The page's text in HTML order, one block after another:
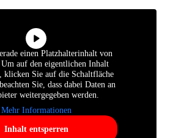
einen Platzhalterinhalt von
auf den eigentlichen Inhalt
klicken Sie auf die Schaltfläche
Sie, dass dabei Daten an
weitergegeben werden.
Mehr Informationen
Inhalt entsperren